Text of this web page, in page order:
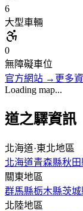
6
大型車輛
0
無障礙車位
官方網站 → 更多
Loading map...
道之驛資訊
北海道·東北地區
北海道青森縣秋田
關東地區
群馬縣栃木縣茨城
北陸地區